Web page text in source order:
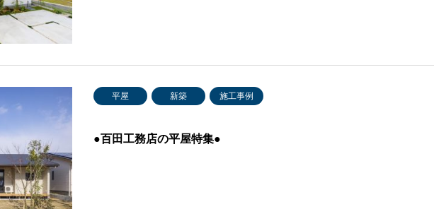
平屋 新築 施工事例
●百田工務店の平屋特集●